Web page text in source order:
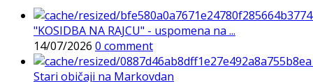
"KOSIDBA NA RAJCU" - uspomena na ...
14/07/2026 0 comment
Stari običaji na Markovdan